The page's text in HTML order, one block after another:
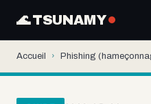
🌊 TSUNAMY
Accueil › Phishing